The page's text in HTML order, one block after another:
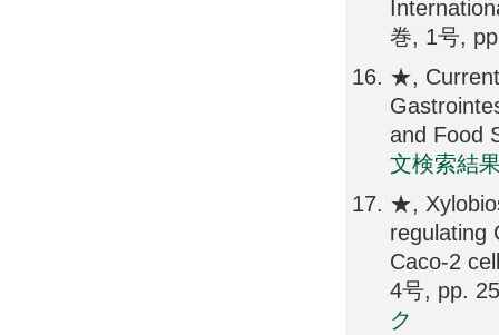
巻, 1号,
★, Current
and Food
文検索結
★,
regulating
Caco-2
4号, pp.
ク